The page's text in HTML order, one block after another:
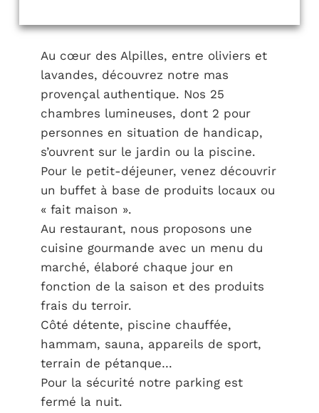
Au cœur des Alpilles, entre oliviers et
lavandes, découvrez notre mas
provençal authentique. Nos 25
chambres lumineuses, dont 2 pour
personnes en situation de handicap,
s’ouvrent sur le jardin ou la piscine.
Pour le petit-déjeuner, venez découvrir
un buffet à base de produits locaux ou
« fait maison ».
Au restaurant, nous proposons une
cuisine gourmande avec un menu du
marché, élaboré chaque jour en
fonction de la saison et des produits
frais du terroir.
Côté détente, piscine chauffée,
hammam, sauna, appareils de sport,
terrain de pétanque…
Pour la sécurité notre parking est
fermé la nuit.